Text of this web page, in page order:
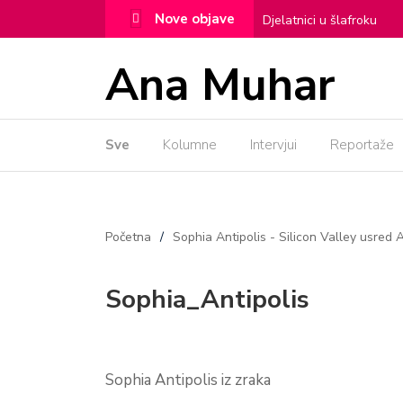
Nove objave Djelatnici u šlafroku
Todos Santos
Dama iz Covent Gardena
Ana Muhar
Sve Kolumne Intervjui Reportaže
Početna / Sophia Antipolis - Silicon Valley usred
Sophia_Antipolis
Sophia Antipolis iz zraka